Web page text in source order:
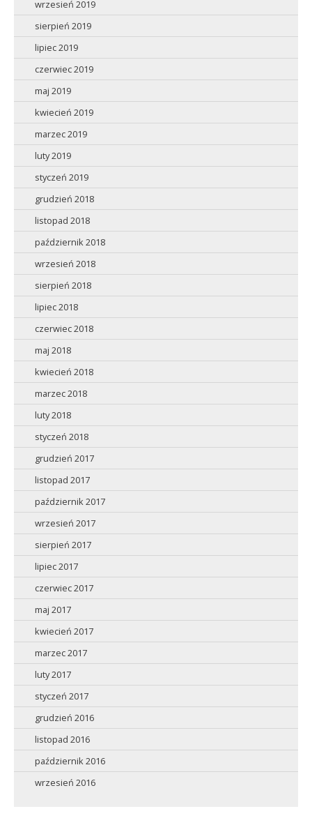
wrzesień 2019
sierpień 2019
lipiec 2019
czerwiec 2019
maj 2019
kwiecień 2019
marzec 2019
luty 2019
styczeń 2019
grudzień 2018
listopad 2018
październik 2018
wrzesień 2018
sierpień 2018
lipiec 2018
czerwiec 2018
maj 2018
kwiecień 2018
marzec 2018
luty 2018
styczeń 2018
grudzień 2017
listopad 2017
październik 2017
wrzesień 2017
sierpień 2017
lipiec 2017
czerwiec 2017
maj 2017
kwiecień 2017
marzec 2017
luty 2017
styczeń 2017
grudzień 2016
listopad 2016
październik 2016
wrzesień 2016